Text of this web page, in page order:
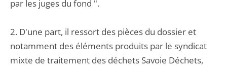
par les juges du fond ".
2. D'une part, il ressort des pièces du dossier et
notamment des éléments produits par le syndicat
mixte de traitement des déchets Savoie Déchets,